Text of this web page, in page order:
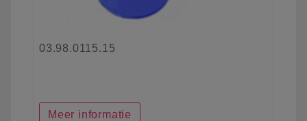
03.98.0115.15
Meer informatie